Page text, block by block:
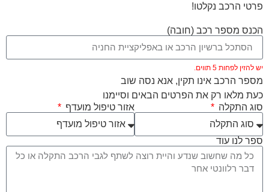
פרטי הרכב נקלטו!
הכנס מספר רכב (חובה)
יש להזין לפחות 5 תווים.
מספר הרכב אינו תקין, אנא נסה שוב
כעת מלאו רק את הפרטים הבאים וסיימנו
סוג התקלה
אזור טיפול מועדף
ספר לנו עוד